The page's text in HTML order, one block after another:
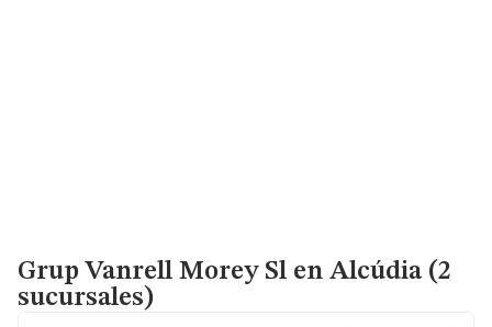
Grup Vanrell Morey Sl en Alcúdia (2
sucursales)